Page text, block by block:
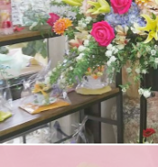
アレンジメント